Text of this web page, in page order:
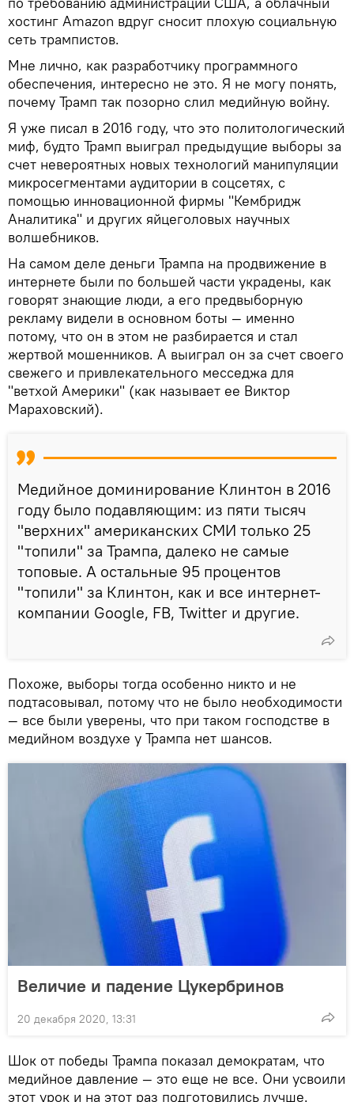
хостинг Amazon вдруг сносит плохую социальную
сеть трампистов.
Мне лично, как разработчику программного
обеспечения, интересно не это. Я не могу понять,
почему Трамп так позорно слил медийную войну.
Я уже писал в 2016 году, что это политологический
миф, будто Трамп выиграл предыдущие выборы за
счет невероятных новых технологий манипуляции
микросегментами аудитории в соцсетях, с
помощью инновационной фирмы "Кембридж
Аналитика" и других яйцеголовых научных
волшебников.
На самом деле деньги Трампа на продвижение в
интернете были по большей части украдены, как
говорят знающие люди, а его предвыборную
рекламу видели в основном боты — именно
потому, что он в этом не разбирается и стал
жертвой мошенников. А выиграл он за счет своего
свежего и привлекательного месседжа для
"ветхой Америки" (как называет ее Виктор
Мараховский).
Медийное доминирование Клинтон в 2016
году было подавляющим: из пяти тысяч
"верхних" американских СМИ только 25
"топили" за Трампа, далеко не самые
топовые. А остальные 95 процентов
"топили" за Клинтон, как и все интернет-
компании Google, FB, Twitter и другие.
Похоже, выборы тогда особенно никто и не
подтасовывал, потому что не было необходимости
— все были уверены, что при таком господстве в
медийном воздухе у Трампа нет шансов.
Величие и падение Цукербринов
20 декабря 2020, 13:31
Шок от победы Трампа показал демократам, что
медийное давление — это еще не все. Они усвоили
этот урок и на этот раз подготовились лучше.